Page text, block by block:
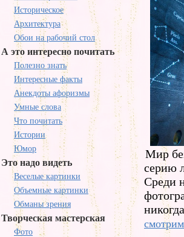
Историческое
Архитектура
Обои на рабочий стол
А это интересно почитать
Полезно знать
Интересные факты
Анекдоты афоризмы
Умные слова
Что почитать
Истории
Юмор
Это надо видеть
Веселые картинки
Объемные картинки
Обманы зрения
Творческая мастерская
Фото
Мир
серию
Среди